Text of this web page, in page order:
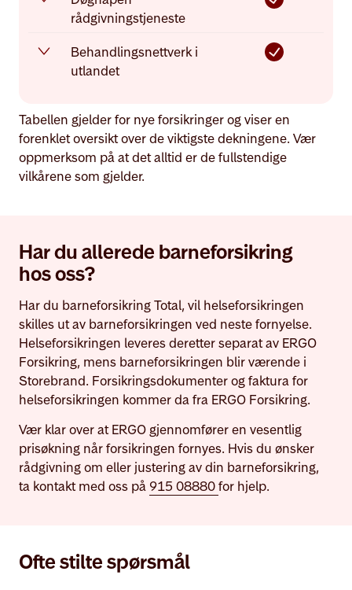
rådgivningstjeneste
Behandlingsnettverk i
utlandet
Tabellen gjelder for nye forsikringer og viser en
forenklet oversikt over de viktigste dekningene. Vær
oppmerksom på at det alltid er de fullstendige
vilkårene som gjelder.
Har du allerede barneforsikring
hos oss?
Har du barneforsikring Total, vil helseforsikringen
skilles ut av barneforsikringen ved neste fornyelse.
Helseforsikringen leveres deretter separat av ERGO
Forsikring, mens barneforsikringen blir værende i
Storebrand. Forsikringsdokumenter og faktura for
helseforsikringen kommer da fra ERGO Forsikring.
Vær klar over at ERGO gjennomfører en vesentlig
prisøkning når forsikringen fornyes. Hvis du ønsker
rådgivning om eller justering av din barneforsikring,
ta kontakt med oss på 915 08880for hjelp.
Ofte stilte spørsmål